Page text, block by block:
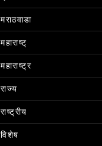
मराठवाडा
महाराष्ट्
महाराष्ट्र
राज्य
राष्ट्रीय
विशेष